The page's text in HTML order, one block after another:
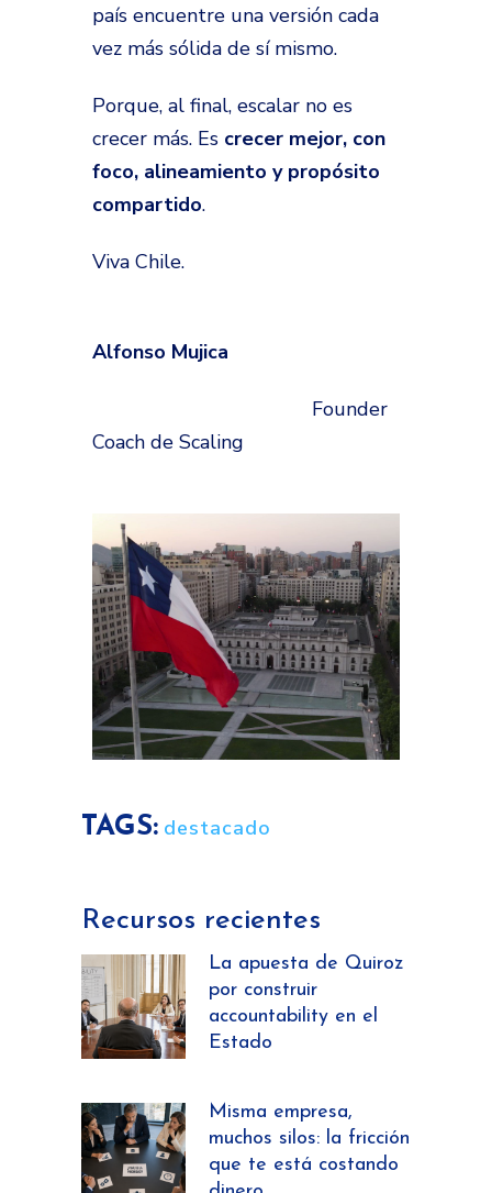
país encuentre una versión cada
vez más sólida de sí mismo.
Porque, al final, escalar no es
crecer más. Es crecer mejor, con
foco, alineamiento y propósito
compartido.
Viva Chile.
Alfonso Mujica
Founder
Coach de Scaling
TAGS: destacado
Recursos recientes
La apuesta de Quiroz
por construir
accountability en el
Estado
Misma empresa,
muchos silos: la fricción
que te está costando